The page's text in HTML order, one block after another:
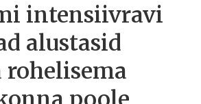
intensiivravi
alustasid
rohelisema